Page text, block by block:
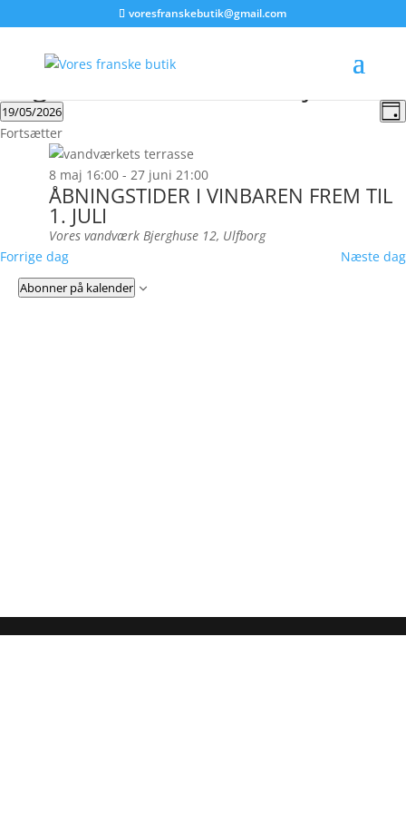
voresfranskebutik@gmail.com
Begivenheder for 19 maj, 2026
Dag
19/05/2026
Vælg
Fortsætter
ÅBNINGSTIDER I VINBAREN FREM TIL
1. JULI
8 maj 16:00 - 27 juni 21:00
Vores vandværk Bjerghuse 12, Ulfborg
Forrige dag
Næste dag
Abonner på kalender